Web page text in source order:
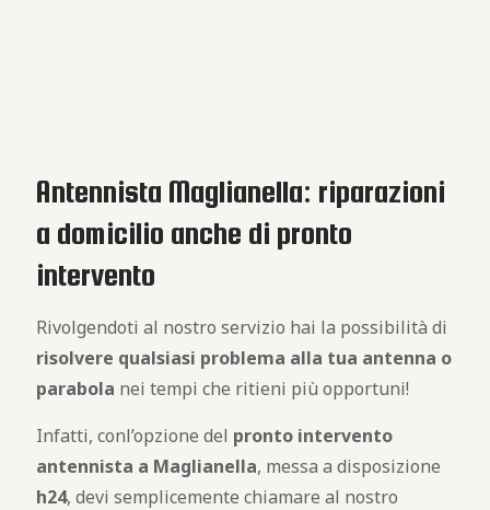
Antennista Maglianella: riparazioni
a domicilio anche di pronto
intervento
Rivolgendoti al nostro servizio hai la possibilità di
risolvere qualsiasi problema alla tua antenna o
parabola nei tempi che ritieni più opportuni!
Infatti, conl’opzione del pronto intervento
antennista a Maglianella, messa a disposizione
h24, devi semplicemente chiamare al nostro